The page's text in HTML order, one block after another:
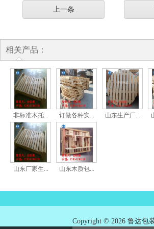
上一条
相关产品：
非标准木托... 订做各种实... 山东生产厂...
山东厂家生... 山东木质包...
Copyright © 2026 鲁达包